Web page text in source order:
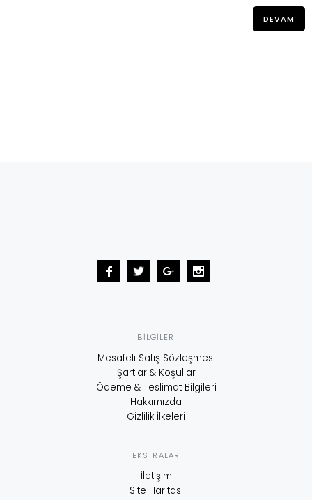
DEVAM
BILGILER
Mesafeli Satış Sözleşmesi
Şartlar & Koşullar
Ödeme & Teslimat Bilgileri
Hakkımızda
Gizlilik İlkeleri
EKSTRALAR
İletişim
Site Haritası